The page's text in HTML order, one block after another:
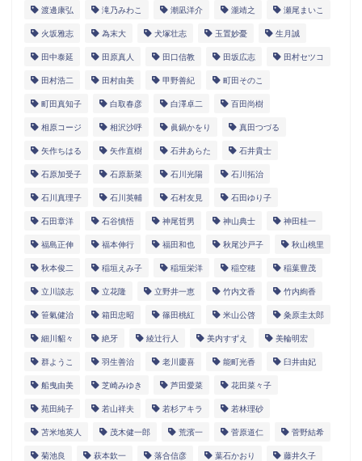
渡邊康弘 滝乃みわこ 潮凪洋介 瀧靖之 瀬尾まいこ
火坂雅志 為末大 犬塚壮志 玉置妙憂 生月誠
田中泰延 田原真人 田口信教 田坂広志 田村セツコ
田村浩二 田村由美 甲野善紀 町田そのこ
町田真知子 白取春彦 白澤卓二 百田尚樹
相原コージ 相沢沙呼 眞鍋かをり 真田つづる
矢作ちはる 矢作直樹 石井あらた 石井貴士
石原加受子 石原新菜 石川光陽 石川拓治
石川真理子 石川英輔 石村友見 石田ゆり子
石田章洋 石谷慎悟 神尾哲男 神山典士 神田桂一
福島正伸 福本伸行 福田和也 秋尾沙戸子 秋山桃里
秋本俊二 稲垣えみ子 稲垣栄洋 稲空穂 稲葉豊茂
立川談志 立花隆 立野井一恵 竹内文香 竹内絢香
笹氣健治 箱田忠昭 篠田桃紅 米山公啓 粂原圭太郎
細川貂々 絶牙 綾辻行人 美内すずえ 美輪明宏
群ようこ 羽生善治 老川慶喜 能町光香 臼井由妃
船曳由美 芝崎みゆき 芦田愛菜 花田菜々子
苑田純子 若山祥夫 若杉アキラ 若林理砂
苫米地英人 茂木健一郎 荒濱一 菅原道仁 菅野結希
菊池良 萩本欽一 落合信彦 葉石かおり 藤井久子